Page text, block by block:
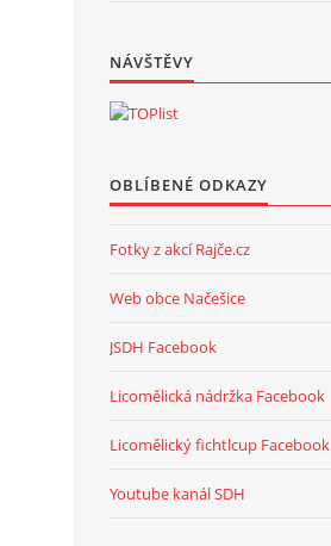
NÁVŠTĚVY
OBLÍBENÉ ODKAZY
Fotky z akcí Rajče.cz
Web obce Načešice
JSDH Facebook
Licomělická nádržka Facebook
Licomělický fichtlcup Facebook
Youtube kanál SDH